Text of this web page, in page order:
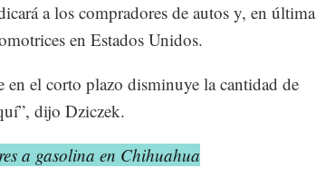
a los compradores de autos y, en última
en Estados Unidos.
en el corto plazo disminuye la cantidad de
dijo Dziczek.
a gasolina en Chihuahua